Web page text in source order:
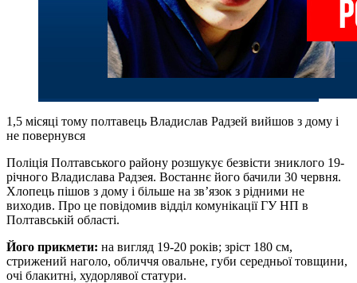
1,5 місяці тому полтавець Владислав Радзей вийшов з дому і
не повернувся
Поліція Полтавського району розшукує безвісти зниклого 19-
річного Владислава Радзея. Востаннє його бачили 30 червня.
Хлопець пішов з дому і більше на зв’язок з рідними не
виходив. Про це повідомив відділ комунікації ГУ НП в
Полтавській області.
Його прикмети: на вигляд 19-20 років; зріст 180 см,
стрижений наголо, обличчя овальне, губи середньої товщини,
очі блакитні, худорлявої статури.